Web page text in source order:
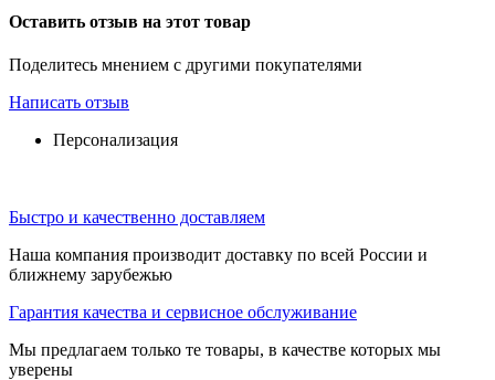
Оставить отзыв на этот товар
Поделитесь мнением с другими покупателями
Написать отзыв
Персонализация
Быстро и качественно доставляем
Наша компания производит доставку по всей России и
ближнему зарубежью
Гарантия качества и сервисное обслуживание
Мы предлагаем только те товары, в качестве которых мы
уверены